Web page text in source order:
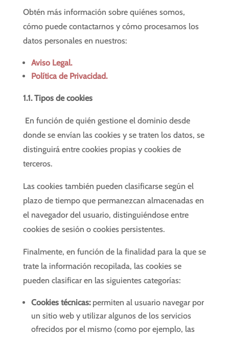
Obtén más información sobre quiénes somos,
cómo puede contactarnos y cómo procesamos los
datos personales en nuestros:
Aviso Legal.
Política de Privacidad.
1.1. Tipos de cookies
En función de quién gestione el dominio desde
donde se envían las cookies y se traten los datos, se
distinguirá entre cookies propias y cookies de
terceros.
Las cookies también pueden clasificarse según el
plazo de tiempo que permanezcan almacenadas en
el navegador del usuario, distinguiéndose entre
cookies de sesión o cookies persistentes.
Finalmente, en función de la finalidad para la que se
trate la información recopilada, las cookies se
pueden clasificar en las siguientes categorías:
Cookies técnicas:permiten al usuario navegar por
un sitio web y utilizar algunos de los servicios
ofrecidos por el mismo (como por ejemplo, las